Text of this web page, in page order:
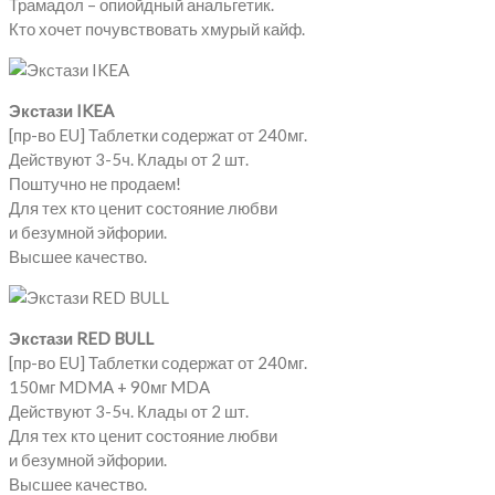
Кто хочет почувствовать хмурый кайф.
Экстази IKEA
[пр-во EU] Таблетки содержат от 240мг.
Действуют 3-5ч. Клады от 2 шт.
Поштучно не продаем!
Для тех кто ценит состояние любви
и безумной эйфории.
Высшее качество.
Экстази RED BULL
[пр-во EU] Таблетки содержат от 240мг.
150мг MDMA + 90мг MDA
Действуют 3-5ч. Клады от 2 шт.
Для тех кто ценит состояние любви
и безумной эйфории.
Высшее качество.